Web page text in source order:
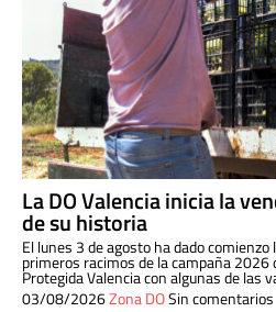
La DO Valencia inicia la
de su historia
El lunes 3 de agosto ha dado
primeros racimos de la campaña 2026
Protegida Valencia con algunas de las
03/08/2026Zona DOSin comentarios